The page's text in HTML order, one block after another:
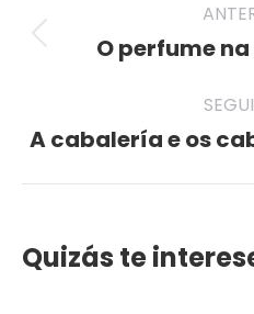
navigation
O perfume
A cabalería e os
Quizás te